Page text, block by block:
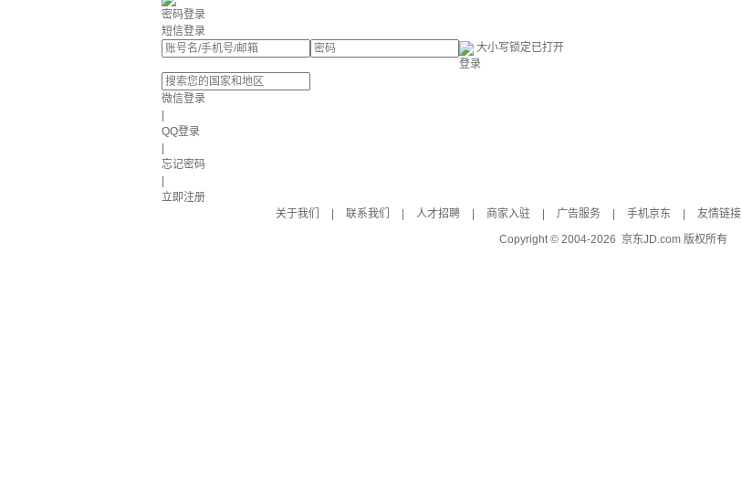
密码登录
短信登录
大小写锁定已打开
登录
微信登录
QQ登录
忘记密码
立即注册
关于我们
联系我们 人才招聘 商家入驻 广告服务 手机京东 友情链接
Copyright © 2004-2026 京东JD.com 版权所有